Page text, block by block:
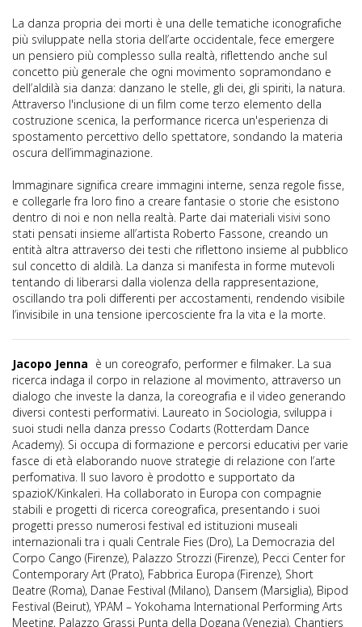
La danza propria dei morti è una delle tematiche iconografiche
più sviluppate nella storia dell’arte occidentale, fece emergere
un pensiero più complesso sulla realtà, riflettendo anche sul
concetto più generale che ogni movimento sopramondano e
dell’aldilà sia danza: danzano le stelle, gli dei, gli spiriti, la natura.
Attraverso l'inclusione di un film come terzo elemento della
costruzione scenica, la performance ricerca un'esperienza di
spostamento percettivo dello spettatore, sondando la materia
oscura dell’immaginazione.
Immaginare significa creare immagini interne, senza regole fisse,
e collegarle fra loro fino a creare fantasie o storie che esistono
dentro di noi e non nella realtà. Parte dai materiali visivi sono
stati pensati insieme all’artista Roberto Fassone, creando un
entità altra attraverso dei testi che riflettono insieme al pubblico
sul concetto di aldilà. La danza si manifesta in forme mutevoli
tentando di liberarsi dalla violenza della rappresentazione,
oscillando tra poli differenti per accostamenti, rendendo visibile
l’invisibile in una tensione ipercosciente fra la vita e la morte.
Jacopo Jenna è un coreografo, performer e filmaker. La sua
ricerca indaga il corpo in relazione al movimento, attraverso un
dialogo che investe la danza, la coreografia e il video generando
diversi contesti performativi. Laureato in Sociologia, sviluppa i
suoi studi nella danza presso Codarts (Rotterdam Dance
Academy). Si occupa di formazione e percorsi educativi per varie
fasce di età elaborando nuove strategie di relazione con l’arte
perfomativa. Il suo lavoro è prodotto e supportato da
spazioK/Kinkaleri. Ha collaborato in Europa con compagnie
stabili e progetti di ricerca coreografica, presentando i suoi
progetti presso numerosi festival ed istituzioni museali
internazionali tra i quali Centrale Fies (Dro), La Democrazia del
Corpo Cango (Firenze), Palazzo Strozzi (Firenze), Pecci Center for
Contemporary Art (Prato), Fabbrica Europa (Firenze), Short
eatre (Roma), Danae Festival (Milano), Dansem (Marsiglia), Bipod
Festival (Beirut), YPAM – Yokohama International Performing Arts
Meeting, Palazzo Grassi Punta della Dogana (Venezia), Chantiers